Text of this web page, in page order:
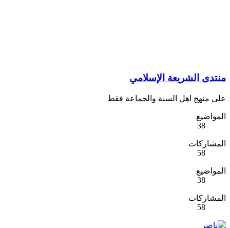
منتدى الشريعة الإسلامي
على منهج اهل السنة والجماعة فقط
المواضيع
38
المشاركات
58
المواضيع
38
المشاركات
58